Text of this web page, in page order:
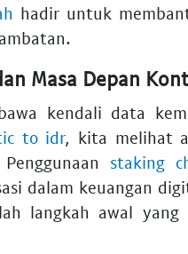
hadir untuk
Masa Depan
kendali data
to idr, kita melihat
Penggunaanstaking
dalam keuangan
langkah awal